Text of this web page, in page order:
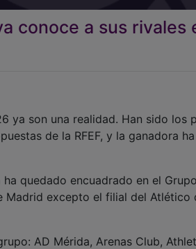
conoce a sus rivales
ya son una realidad. Han sido los
de la RFEF, y la ganadora
quedado encuadrado en el
Madrid excepto el filial del
AD Mérida, Arenas Club,